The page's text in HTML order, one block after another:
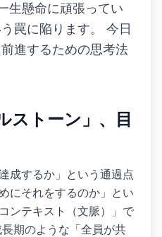
生懸命に頑張ってい
罠に陥ります。 今日
進するための思考法
ストーン」、目
成するか」という通過点
にそれをするのか」とい
ンテキスト（文脈）」で
期のような「全員が共